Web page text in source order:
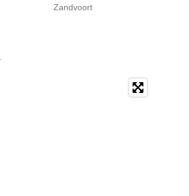
Zandvoort